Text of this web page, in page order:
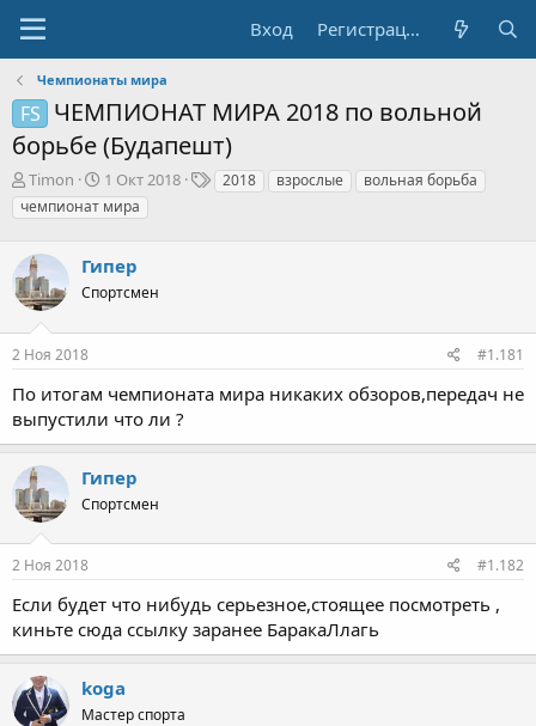
Вход Регистрация
Чемпионаты мира
FS ЧЕМПИОНАТ МИРА 2018 по вольной
борьбе (Будапешт)
А
в
т
р
т
е
м
ы
Timon
Д
а
т
н
а
ч
а
1 Окт 2018
Т2018 взрослые
вольная борьба
чемпионат мира
Гипер
Спортсмен
2 Ноя 2018 #1.181
По итогам чемпионата мира никаких обзоров,передач не
выпустили что ли ?
Гипер
Спортсмен
2 Ноя 2018 #1.182
Если будет что нибудь серьезное,стоящее посмотреть ,
киньте сюда ссылку заранее БаракаЛлагь
koga
Мастер спорта